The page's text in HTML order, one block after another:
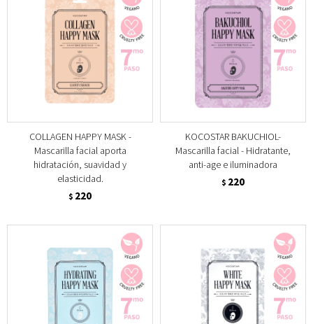
COLLAGEN HAPPY MASK -
Mascarilla facial aporta
hidratación, suavidad y
elasticidad.
$ 220
KOCOSTAR BAKUCHIOL-
Mascarilla facial - Hidratante,
anti-age e iluminadora
$ 220